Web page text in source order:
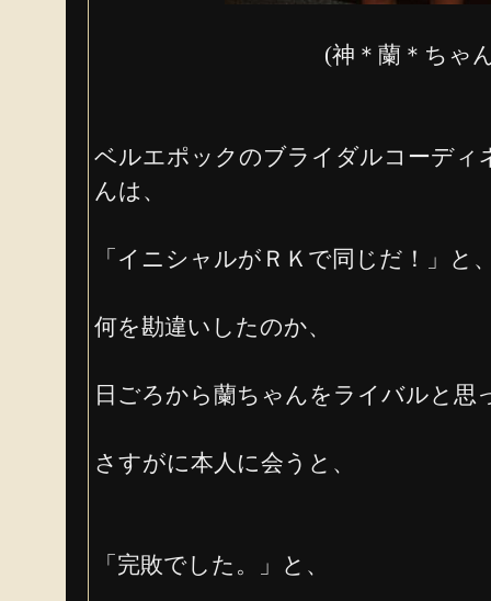
(神＊蘭＊ちゃ
ベルエポックのブライダルコーディ
んは、
「イニシャルがＲＫで同じだ！」と
何を勘違いしたのか、
日ごろから蘭ちゃんをライバルと思
さすがに本人に会うと、
「完敗でした。」と、